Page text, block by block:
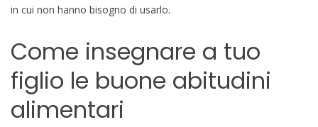
in cui non hanno bisogno di usarlo.
Come insegnare a tuo
figlio le buone abitudini
alimentari